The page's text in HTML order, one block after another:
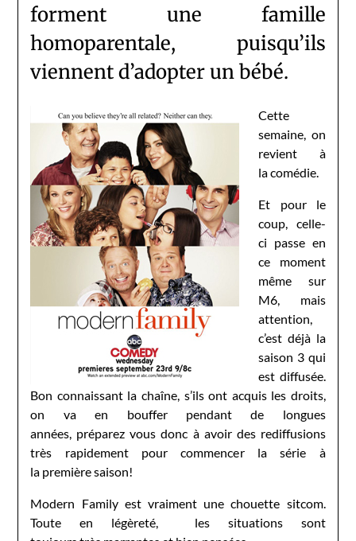
forment une famille
homoparentale, puisqu’ils
viennent d’adopter un bébé.
Cette
semaine, on
revient à
la comédie.
Et pour le
coup, celle-
ci passe en
ce moment
même sur
M6, mais
attention,
c’est déjà la
saison 3 qui
est diffusée.
Bon connaissant la chaîne, s’ils ont acquis les droits,
on va en bouffer pendant de longues
années, préparez vous donc à avoir des rediffusions
très rapidement pour commencer la série à
la première saison!
Modern Family est vraiment une chouette sitcom.
Toute en légèreté, les situations sont